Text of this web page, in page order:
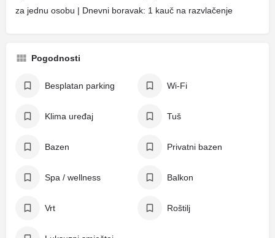
za jednu osobu | Dnevni boravak: 1 kauč na razvlačenje
Pogodnosti
Besplatan parking Wi-Fi
Klima uređaj Tuš
Bazen Privatni bazen
Spa / wellness Balkon
Vrt Roštilj